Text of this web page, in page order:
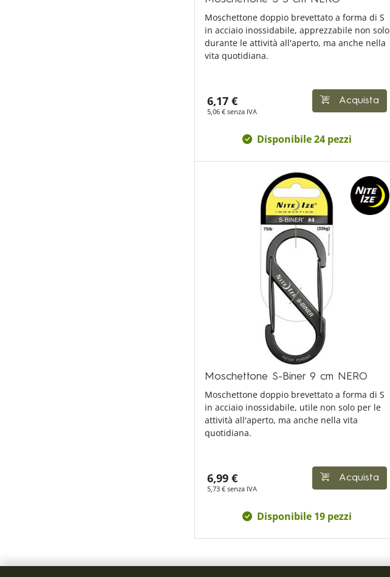
Moschettone doppio brevettato a forma di S
in acciaio inossidabile, apprezzabile non solo
durante le attività all'aperto, ma anche nella
vita quotidiana.
6,17 €
5,06 € senza IVA
Acquista
Disponibile 24 pezzi
Moschettone S-Biner 9 cm NERO
Moschettone doppio brevettato a forma di S
in acciaio inossidabile, utile non solo per le
attività all'aperto, ma anche nella vita
quotidiana.
6,99 €
5,73 € senza IVA
Acquista
Disponibile 19 pezzi